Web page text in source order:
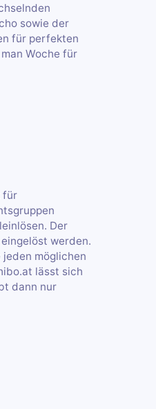
sowie der
für perfekten
Woche für
für
Der
werden.
jeden möglichen
lässt sich
dann nur